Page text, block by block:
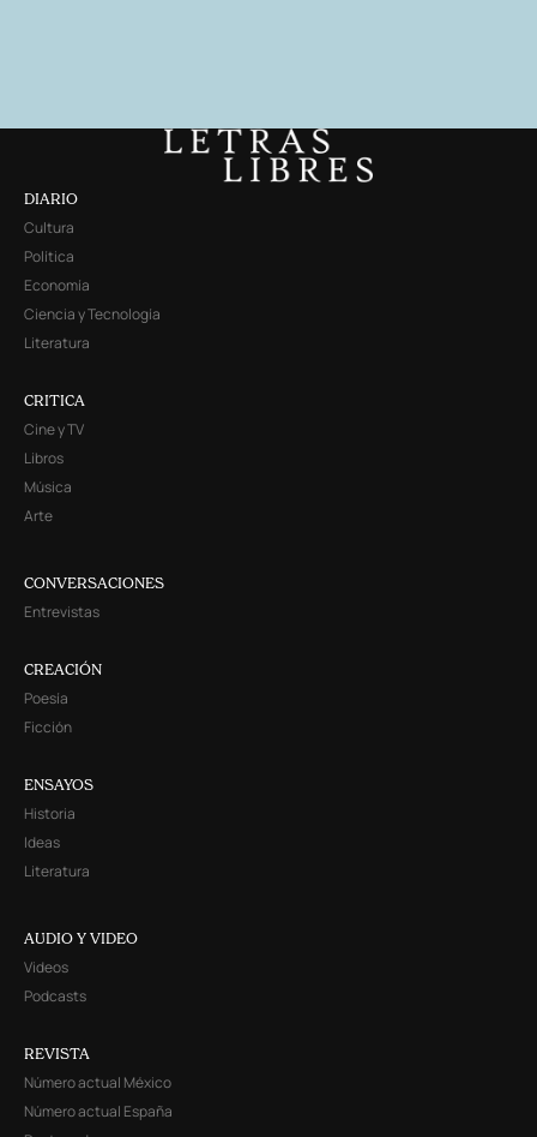
DIARIO
Cultura
Política
Economía
Ciencia y Tecnología
Literatura
CRITICA
Cine y TV
Libros
Música
Arte
CONVERSACIONES
Entrevistas
CREACIÓN
Poesía
Ficción
ENSAYOS
Historia
Ideas
Literatura
AUDIO Y VIDEO
Videos
Podcasts
REVISTA
Número actual México
Número actual España